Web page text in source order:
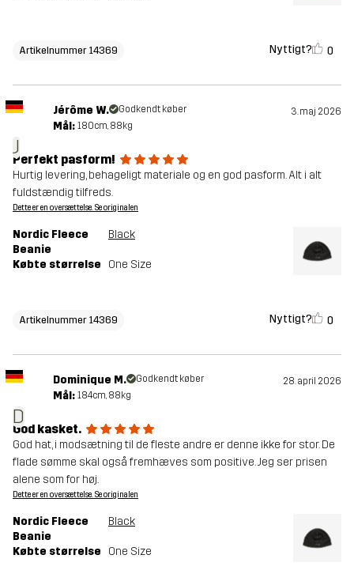
Artikelnummer 14369 Nyttigt? 0
J
Jérôme W. Godkendt køber 3. maj 2026
Mål: 180cm, 88kg
Perfekt pasform!
Hurtig levering, behageligt materiale og en god pasform. Alt i alt
fuldstændig tilfreds.
Dette er en oversættelse. Se originalen
Nordic Fleece
Beanie
Black
Købte størrelse One Size
Artikelnummer 14369 Nyttigt? 0
D
Dominique M. Godkendt køber 28. april 2026
Mål: 184cm, 88kg
God kasket.
God hat, i modsætning til de fleste andre er denne ikke for stor. De
flade sømme skal også fremhæves som positive. Jeg ser prisen
alene som for høj.
Dette er en oversættelse. Se originalen
Nordic Fleece
Beanie
Black
Købte størrelse One Size